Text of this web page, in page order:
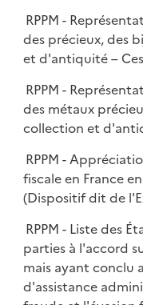
RPPM -
des précieux, des
et d'antiquité –
RPPM -
des métaux
collection et
RPPM -
fiscale en France
(Dispositif dit de
RPPM - Liste des
parties à l'accord
mais ayant conclu
d'assistance